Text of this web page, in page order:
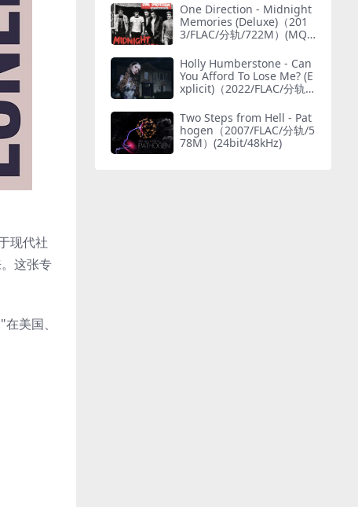
现代社
这张专
美国、
One Direction - Midnight
Memories (Deluxe)（201
3/FLAC/分轨/722M）(MQ
Holly Humberstone - Can
You Afford To Lose Me? (E
xplicit)（2022/FLAC/分轨/4
Two Steps from Hell - Pat
hogen（2007/FLAC/分轨/5
78M）(24bit/48kHz)